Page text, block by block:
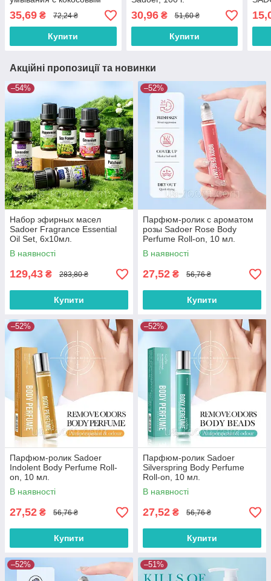
маслом SADOER, 100г.
35,69 ₴ 72,24 ₴
Купити
30,96₴ 51,60 ₴
Купити
Акційні пропозиції та новинки
–54%
Набор эфирных масел
Sadoer Fragrance Essential
Oil Set, 6х10мл.
В наявності
129,43 ₴ 283,80 ₴
Купити
–52%
Парфюм-ролик с ароматом
розы Sadoer Rose Body
Perfume Roll-on, 10 мл.
В наявності
27,52 ₴ 56,76 ₴
Купити
–52%
Парфюм-ролик Sadoer
Indolent Body Perfume Roll-
on, 10 мл.
В наявності
27,52 ₴ 56,76 ₴
Купити
–52%
Парфюм-ролик Sadoer
Silverspring Body Perfume
Roll-on, 10 мл.
В наявності
27,52 ₴ 56,76 ₴
Купити
–52% –51%